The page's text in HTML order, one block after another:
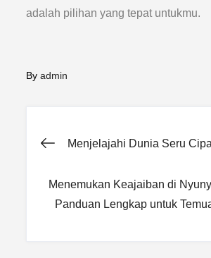
adalah pilihan yang tepat untukmu.
Byadmin
Post
navigation
Menjelajahi Dunia Seru
Menemukan Keajaiban di
Panduan Lengkap untuk